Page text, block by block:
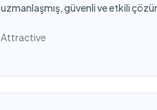
uzmanlaşmış, güvenli ve etkili
Attractive